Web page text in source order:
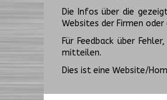
Die Infos über die
Websites der Firmen
Für Feedback über
mitteilen.
Dies ist eine Website/